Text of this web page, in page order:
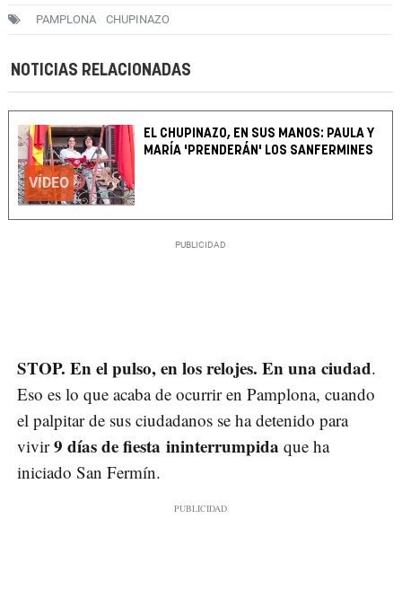
PAMPLONA CHUPINAZO
NOTICIAS RELACIONADAS
VÍDEO
EL CHUPINAZO, EN SUS MANOS: PAULA Y
MARÍA 'PRENDERÁN' LOS SANFERMINES
STOP. En el pulso, en los relojes. En una ciudad.
Eso es lo que acaba de ocurrir en Pamplona, cuando
el palpitar de sus ciudadanos se ha detenido para
vivir9 días de fiesta ininterrumpida que ha
iniciado San Fermín.